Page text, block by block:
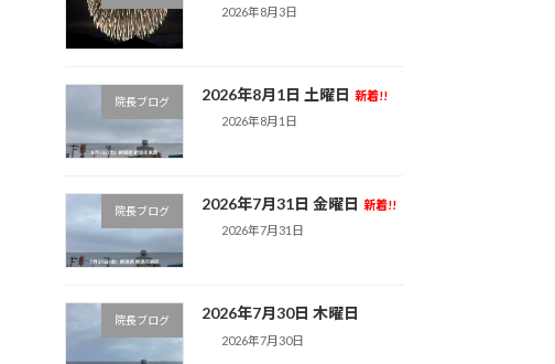
2026年8月3日
院長ブログ 2026年8月1日 土曜日 新着!!
2026年8月1日
院長ブログ 2026年7月31日 金曜日 新着!!
2026年7月31日
院長ブログ 2026年7月30日 木曜日
2026年7月30日